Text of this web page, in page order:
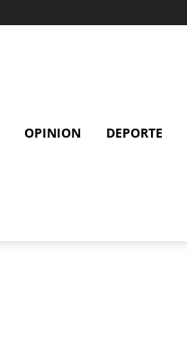
OPINION DEPORTE